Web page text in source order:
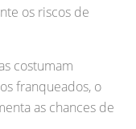
os riscos de
costumam
franqueados, o
as chances de